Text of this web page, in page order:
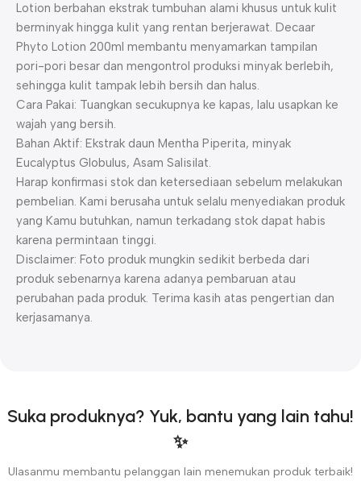
Lotion berbahan ekstrak tumbuhan alami khusus untuk kulit
berminyak hingga kulit yang rentan berjerawat. Decaar
Phyto Lotion 200ml membantu menyamarkan tampilan
pori-pori besar dan mengontrol produksi minyak berlebih,
sehingga kulit tampak lebih bersih dan halus.
Cara Pakai: Tuangkan secukupnya ke kapas, lalu usapkan ke
wajah yang bersih.
Bahan Aktif: Ekstrak daun Mentha Piperita, minyak
Eucalyptus Globulus, Asam Salisilat.
Harap konfirmasi stok dan ketersediaan sebelum melakukan
pembelian. Kami berusaha untuk selalu menyediakan produk
yang Kamu butuhkan, namun terkadang stok dapat habis
karena permintaan tinggi.
Disclaimer: Foto produk mungkin sedikit berbeda dari
produk sebenarnya karena adanya pembaruan atau
perubahan pada produk. Terima kasih atas pengertian dan
kerjasamanya.
Suka produknya? Yuk, bantu yang lain tahu!
✨
Ulasanmu membantu pelanggan lain menemukan produk terbaik!